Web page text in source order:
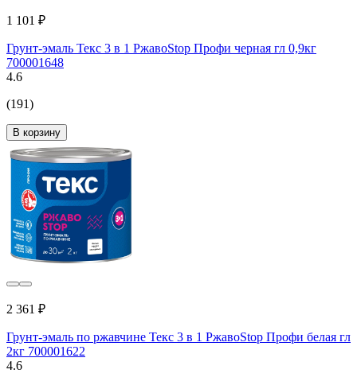
1 101 ₽
Грунт-эмаль Текс 3 в 1 РжавоStop Профи черная гл 0,9кг
700001648
4.6
(191)
В корзину
2 361 ₽
Грунт-эмаль по ржавчине Текс 3 в 1 РжавоStop Профи белая гл
2кг 700001622
4.6